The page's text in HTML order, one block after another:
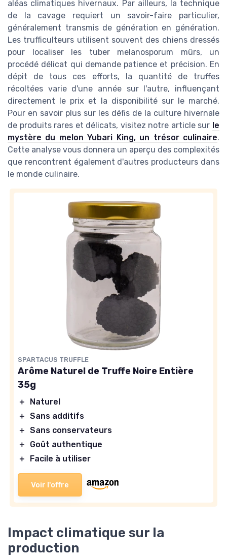
aléas climatiques hivernaux. Par ailleurs, la technique
de la cavage requiert un savoir-faire particulier,
généralement transmis de génération en génération.
Les trufficulteurs utilisent souvent des chiens dressés
pour localiser les tuber melanosporum mûrs, un
procédé délicat qui demande patience et précision. En
dépit de tous ces efforts, la quantité de truffes
récoltées varie d'une année sur l'autre, influençant
directement le prix et la disponibilité sur le marché.
Pour en savoir plus sur les défis de la culture hivernale
de produits rares et délicats, visitez notre article sur le
mystère du melon Yubari King, un trésor culinaire.
Cette analyse vous donnera un aperçu des complexités
que rencontrent également d'autres producteurs dans
le monde culinaire.
SPARTACUS TRUFFLE
Arôme Naturel de Truffe Noire Entière
35g
＋
Naturel
＋ Sans additifs
＋ Sans conservateurs
＋
Goût authentique
＋
Facile à utiliser
Voir l'offre
Impact climatique sur la
production